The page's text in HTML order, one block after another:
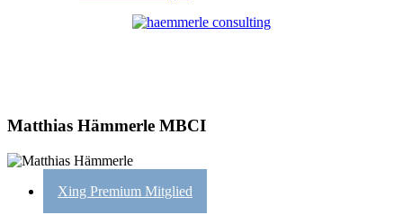
Matthias Hämmerle MBCI
Xing Premium Mitglied